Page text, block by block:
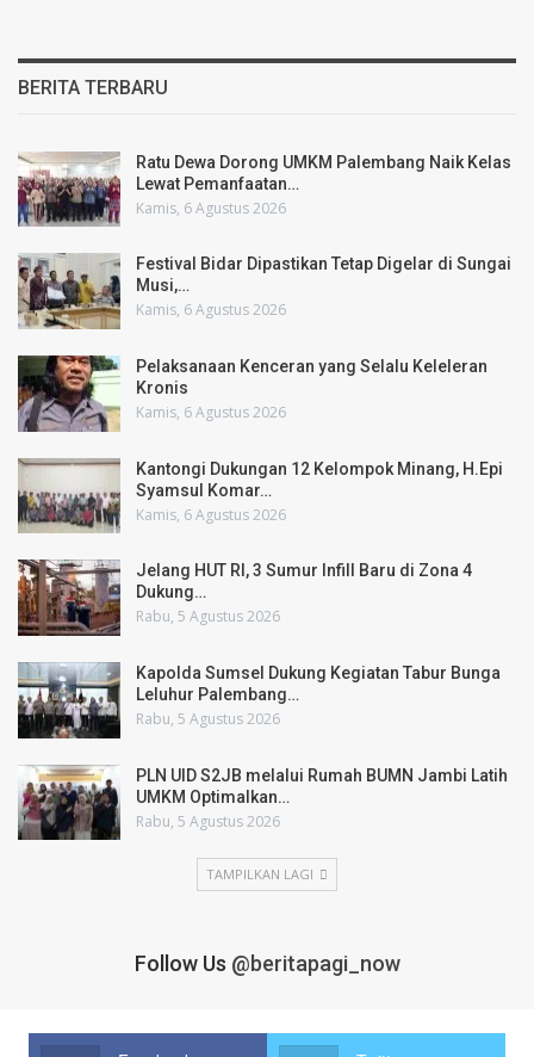
BERITA TERBARU
Ratu Dewa Dorong UMKM Palembang Naik Kelas
Lewat Pemanfaatan…
Kamis, 6 Agustus 2026
Festival Bidar Dipastikan Tetap Digelar di Sungai
Musi,…
Kamis, 6 Agustus 2026
Pelaksanaan Kenceran yang Selalu Keleleran
Kronis
Kamis, 6 Agustus 2026
Kantongi Dukungan 12 Kelompok Minang, H.Epi
Syamsul Komar…
Kamis, 6 Agustus 2026
Jelang HUT RI, 3 Sumur Infill Baru di Zona 4
Dukung…
Rabu, 5 Agustus 2026
Kapolda Sumsel Dukung Kegiatan Tabur Bunga
Leluhur Palembang…
Rabu, 5 Agustus 2026
PLN UID S2JB melalui Rumah BUMN Jambi Latih
UMKM Optimalkan…
Rabu, 5 Agustus 2026
TAMPILKAN LAGI
Follow Us @beritapagi_now